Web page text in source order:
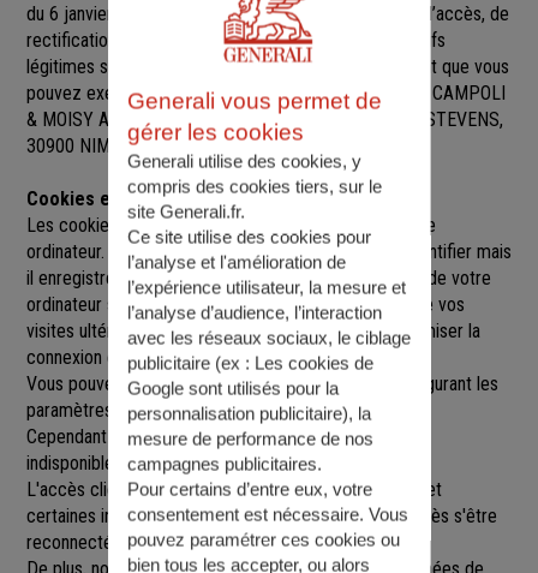
du 6 janvier 1978 modifiée, vous disposez d’un droit d’accès, de
rectification, de suppression et d’opposition pour motifs
légitimes sur l’ensemble des données vous concernant que vous
pouvez exercer sur simple demande auprès de SARL CAMPOLI
& MOISY ASSURANCES
32 RUE ROBERT MALLET STEVENS,
30900 NIMES,nimessud@agence.generali.fr.
Cookies et sessions
Les cookies sont de petits fichiers implantés sur votre
ordinateur. Un cookie ne nous permet pas de vous identifier mais
il enregistre des informations relatives à la navigation de votre
ordinateur sur notre site que nous pourrons lire lors de vos
visites ultérieures afin de faciliter la navigation, d'optimiser la
connexion et de personnaliser l'utilisation du site.
Vous pouvez refuser l'utilisation des cookies en configurant les
paramètres de votre navigateur Internet.
Cependant le fait de refuser les cookies peut rendre
indisponibles toutes ou certaines parties du site.
L'accès client est construit avec un délai de session, et
certaines informations ne seront remises à jour qu'après s'être
reconnecté sur le site.
Generali vous permet de
gérer les cookies
Generali utilise des cookies, y
compris des cookies tiers, sur le
site Generali.fr.
Ce site utilise des cookies pour
l’analyse et l'amélioration de
l’expérience utilisateur, la mesure et
l’analyse d’audience, l’interaction
avec les réseaux sociaux, le ciblage
publicitaire (ex : Les cookies de
Google sont utilisés pour la
personnalisation publicitaire), la
mesure de performance de nos
campagnes publicitaires.
Pour certains d’entre eux, votre
consentement est nécessaire. Vous
pouvez paramétrer ces cookies ou
bien tous les accepter, ou alors